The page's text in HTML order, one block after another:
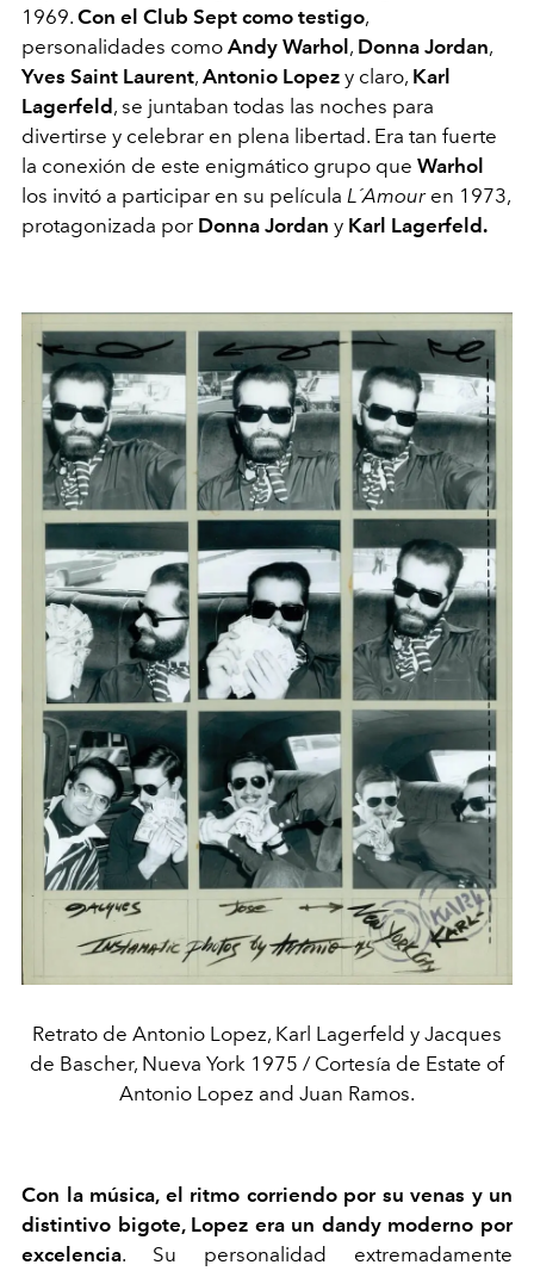
1969. Con el Club Sept como testigo,
personalidades como Andy Warhol, Donna Jordan,
Yves Saint Laurent, Antonio Lopez y claro, Karl
Lagerfeld, se juntaban todas las noches para
divertirse y celebrar en plena libertad. Era tan fuerte
la conexión de este enigmático grupo que Warhol
los invitó a participar en su película L´Amouren 1973,
protagonizada por Donna Jordan y Karl Lagerfeld.
Retrato de Antonio Lopez, Karl Lagerfeld y Jacques
de Bascher, Nueva York 1975 / Cortesía de Estate of
Antonio Lopez and Juan Ramos.
Con la música, el ritmo corriendo por su venas y un
distintivo bigote, Lopez era un dandy moderno por
excelencia. Su personalidad extremadamente